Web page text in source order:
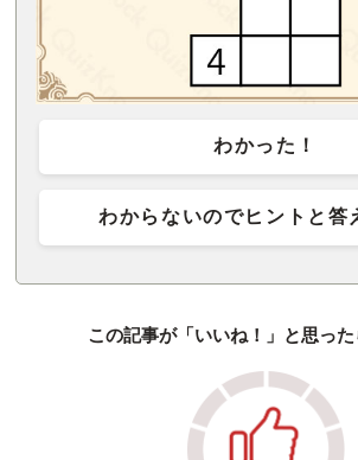
わかった！
わからないのでヒントと答
この記事が「いいね！」と思った